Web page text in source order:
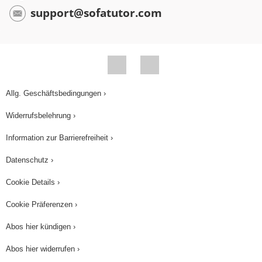
abstrakt, zum Beispiel in der Vorstellung oder
practicar el uso del pronombre demostrativo en
otro vídeo. ¡Hasta luego!
support@sofatutor.com
Allg. Geschäftsbedingungen ›
Widerrufsbelehrung ›
Information zur Barrierefreiheit ›
Datenschutz ›
Cookie Details ›
Cookie Präferenzen ›
Abos hier kündigen ›
Abos hier widerrufen ›